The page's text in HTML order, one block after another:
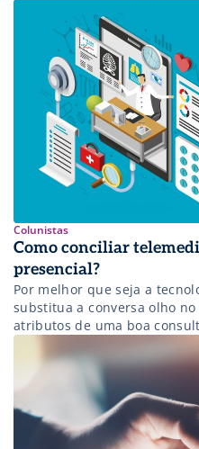
Colunistas
Como conciliar
presencial?
Por melhor que seja a
substitua a conversa olho
atributos de uma boa
obtidos quando médico e
consultório?